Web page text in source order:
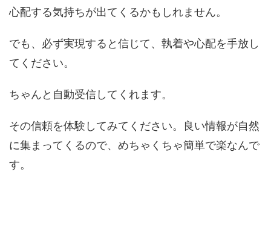
心配する気持ちが出てくるかもしれません。
でも、必ず実現すると信じて、執着や心配を手放し
てください。
ちゃんと自動受信してくれます。
その信頼を体験してみてください。良い情報が自然
に集まってくるので、めちゃくちゃ簡単で楽なんで
す。